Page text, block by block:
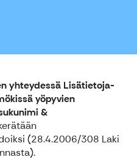
yhteydessä Lisätietoja-
yöpyvien
&
(28.4.2006/308 Laki